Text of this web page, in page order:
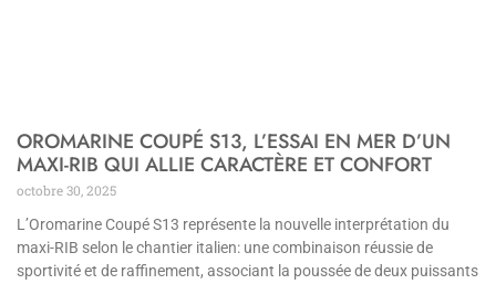
OROMARINE COUPÉ S13, L’ESSAI EN MER D’UN
MAXI-RIB QUI ALLIE CARACTÈRE ET CONFORT
octobre 30, 2025
L’Oromarine Coupé S13 représente la nouvelle interprétation du
maxi-RIB selon le chantier italien: une combinaison réussie de
sportivité et de raffinement, associant la poussée de deux puissants